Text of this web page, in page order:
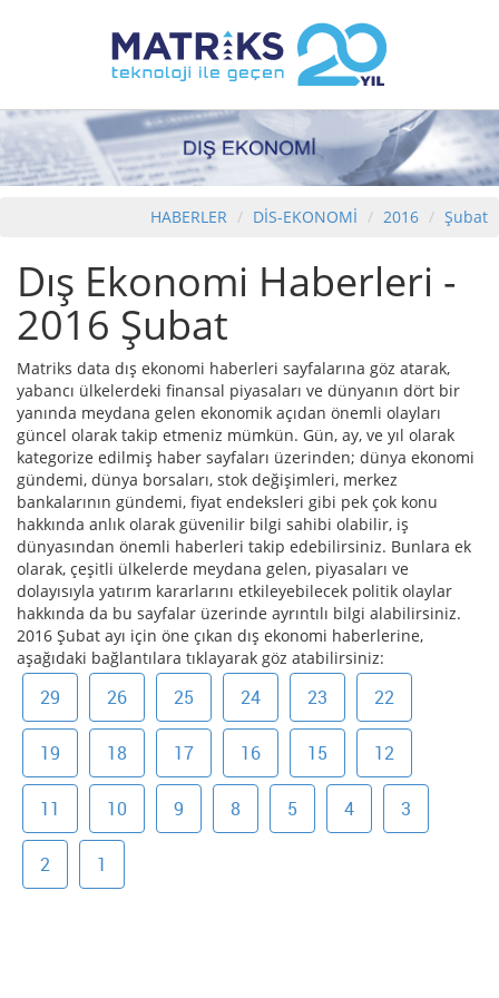
HABERLER DİS-EKONOMİ 2016 Şubat
Dış Ekonomi Haberleri -
2016 Şubat
Matriks data dış ekonomi haberleri sayfalarına göz atarak,
yabancı ülkelerdeki finansal piyasaları ve dünyanın dört bir
yanında meydana gelen ekonomik açıdan önemli olayları
güncel olarak takip etmeniz mümkün. Gün, ay, ve yıl olarak
kategorize edilmiş haber sayfaları üzerinden; dünya ekonomi
gündemi, dünya borsaları, stok değişimleri, merkez
bankalarının gündemi, fiyat endeksleri gibi pek çok konu
hakkında anlık olarak güvenilir bilgi sahibi olabilir, iş
dünyasından önemli haberleri takip edebilirsiniz. Bunlara ek
olarak, çeşitli ülkelerde meydana gelen, piyasaları ve
dolayısıyla yatırım kararlarını etkileyebilecek politik olaylar
hakkında da bu sayfalar üzerinde ayrıntılı bilgi alabilirsiniz.
2016 Şubat ayı için öne çıkan dış ekonomi haberlerine,
aşağıdaki bağlantılara tıklayarak göz atabilirsiniz:
29 26 25 24 23 22
19 18 17 16 15 12
11 10 9 8 5 4 3
2 1